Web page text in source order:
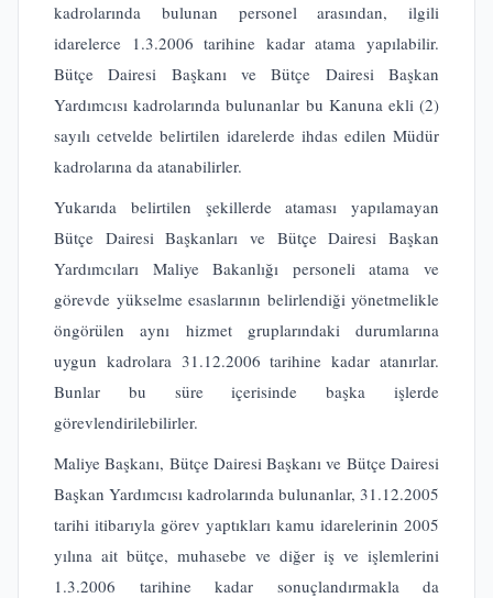
kadrolarında bulunan personel arasından, ilgili
idarelerce 1.3.2006 tarihine kadar atama yapılabilir.
Bütçe Dairesi Başkanı ve Bütçe Dairesi Başkan
Yardımcısı kadrolarında bulunanlar bu Kanuna ekli (2)
sayılı cetvelde belirtilen idarelerde ihdas edilen Müdür
kadrolarına da atanabilirler.
Yukarıda belirtilen şekillerde ataması yapılamayan
Bütçe Dairesi Başkanları ve Bütçe Dairesi Başkan
Yardımcıları Maliye Bakanlığı personeli atama ve
görevde yükselme esaslarının belirlendiği yönetmelikle
öngörülen aynı hizmet gruplarındaki durumlarına
uygun kadrolara 31.12.2006 tarihine kadar atanırlar.
Bunlar bu süre içerisinde başka işlerde
görevlendirilebilirler.
Maliye Başkanı, Bütçe Dairesi Başkanı ve Bütçe Dairesi
Başkan Yardımcısı kadrolarında bulunanlar, 31.12.2005
tarihi itibarıyla görev yaptıkları kamu idarelerinin 2005
yılına ait bütçe, muhasebe ve diğer iş ve işlemlerini
1.3.2006 tarihine kadar sonuçlandırmakla da